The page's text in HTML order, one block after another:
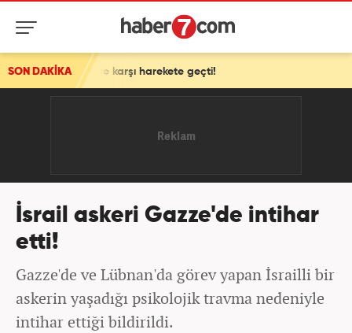
SON DAKİKA
karşı harekete geçti!
İsrail askeri Gazze'de intihar
etti!
Gazze'de ve Lübnan'da görev yapan İsrailli bir
askerin yaşadığı psikolojik travma nedeniyle
intihar ettiği bildirildi.